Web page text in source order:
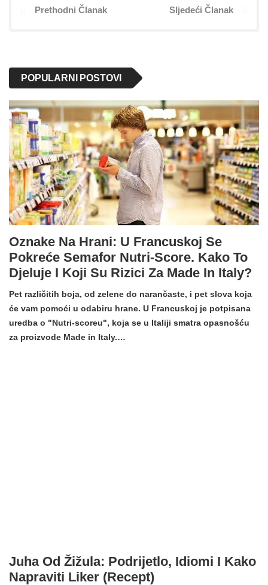
Prethodni Članak Sljedeći Članak
POPULARNI POSTOVI
Oznake Na Hrani: U Francuskoj Se
Pokreće Semafor Nutri-Score. Kako To
Djeluje I Koji Su Rizici Za Made In Italy?
Pet različitih boja, od zelene do narančaste, i pet slova koja
će vam pomoći u odabiru hrane. U Francuskoj je potpisana
uredba o "Nutri-scoreu", koja se u Italiji smatra opasnošću
za proizvode Made in Italy.…
Juha Od Žižula: Podrijetlo, Idiomi I Kako
Napraviti Liker (recept)